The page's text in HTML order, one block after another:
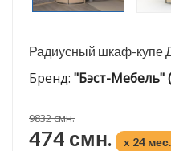
Радиусный шкаф-купе
Бренд: "Бэст-Мебель"
9832 смн.
474 смн. x 24 мес.